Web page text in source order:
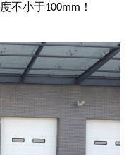
不小于100mm ！